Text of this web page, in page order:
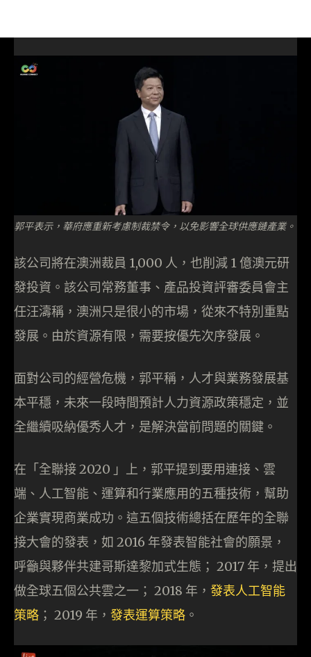
郭平表示，華府應重新考慮制裁禁令，以免影響全球供應鏈產業。
該公司將在澳洲裁員 1,000 人，也削減 1 億澳元研
發投資。該公司常務董事、產品投資評審委員會主
任汪濤稱，澳洲只是很小的市場，從來不特別重點
發展。由於資源有限，需要按優先次序發展。
面對公司的經營危機，郭平稱，人才與業務發展基
本平穩，未來一段時間預計人力資源政策穩定，並
全繼續吸納優秀人才，是解決當前問題的關鍵。
在「全聯接 2020 」上，郭平提到要用連接、雲
端、人工智能、運算和行業應用的五種技術，幫助
企業實現商業成功。這五個技術總括在歷年的全聯
接大會的發表，如 2016 年發表智能社會的願景，
呼籲與夥伴共建哥斯達黎加式生態； 2017 年，提出
做全球五個公共雲之一； 2018 年， 發表人工智能
策略 ； 2019 年， 發表運算策略 。